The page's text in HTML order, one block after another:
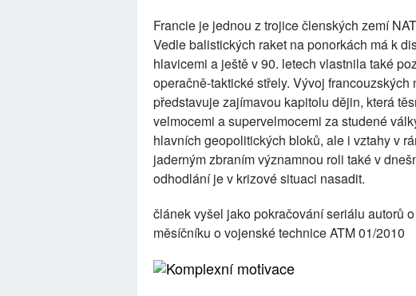
Francie je jednou z trojice členských zemí
Vedle balistických raket na ponorkách má k
hlavicemi a ještě v 90. letech vlastnila také
operačně-taktické střely. Vývoj
představuje zajímavou kapitolu dějin, která
velmocemi a supervelmocemi za studené
hlavních geopolitických bloků, ale i vztahy v
jaderným zbraním významnou roli také v
odhodlání je v krizové situaci nasadit.
článek vyšel jako pokračování seriálu autorů
měsíčníku o vojenské technice ATM 01/2010
Komplexní motivace